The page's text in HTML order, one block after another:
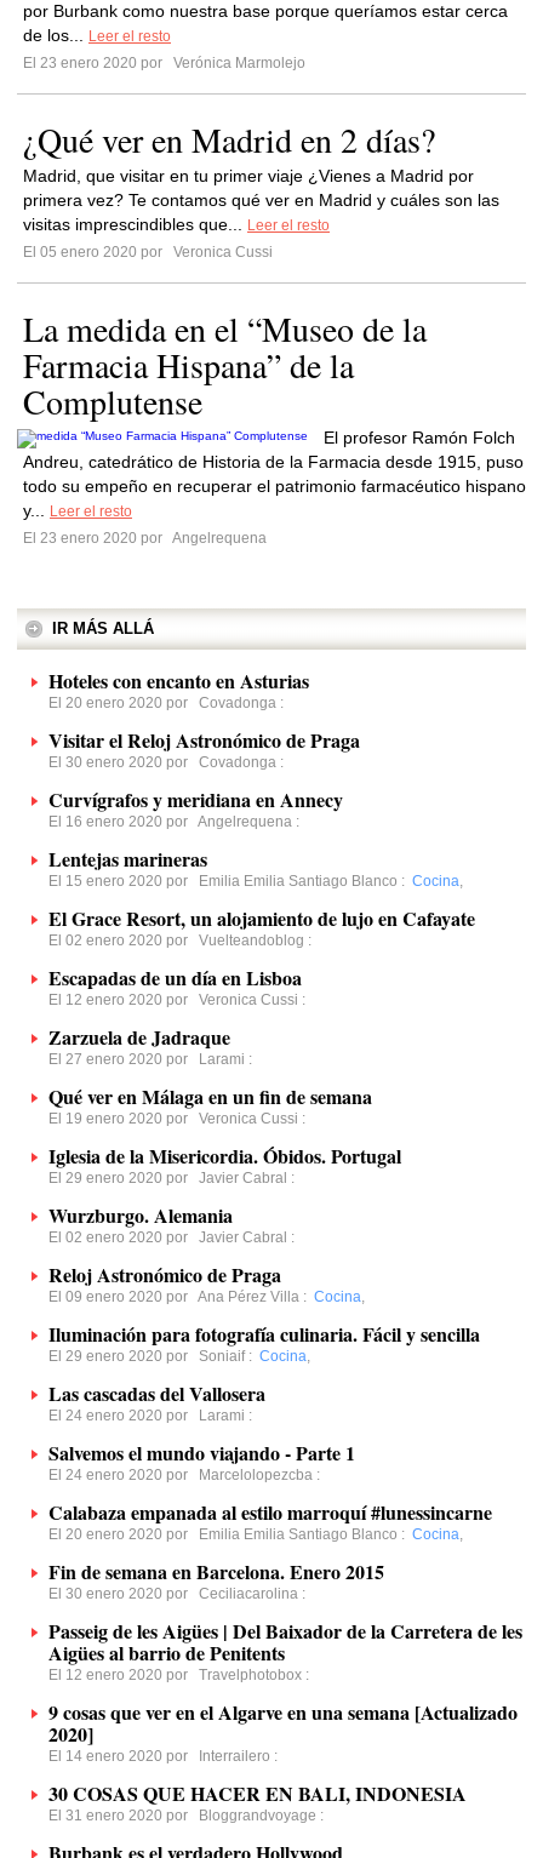
por Burbank como nuestra base porque queríamos estar cerca
de los...
Leer el resto
El 23 enero 2020 por
Verónica Marmolejo
¿Qué ver en Madrid en 2 días?
Madrid, que visitar en tu primer viaje ¿Vienes a Madrid por
primera vez? Te contamos qué ver en Madrid y cuáles son las
visitas imprescindibles que...
Leer el resto
El 05 enero 2020 por
Veronica Cussi
La medida en el “Museo de la
Farmacia Hispana” de la
Complutense
El profesor Ramón Folch
Andreu, catedrático de Historia de la Farmacia desde 1915, puso
todo su empeño en recuperar el patrimonio farmacéutico hispano
y...
Leer el resto
El 23 enero 2020 por Angelrequena
IR MÁS ALLÁ
Hoteles con encanto en Asturias
El 20 enero 2020 por Covadonga :
Visitar el Reloj Astronómico de Praga
El 30 enero 2020 por Covadonga :
Curvígrafos y meridiana en Annecy
El 16 enero 2020 por Angelrequena :
Lentejas marineras
El 15 enero 2020 por Emilia Emilia Santiago Blanco : Cocina,
El Grace Resort, un alojamiento de lujo en Cafayate
El 02 enero 2020 por Vuelteandoblog :
Escapadas de un día en Lisboa
El 12 enero 2020 por Veronica Cussi :
Zarzuela de Jadraque
El 27 enero 2020 por Larami :
Qué ver en Málaga en un fin de semana
El 19 enero 2020 por Veronica Cussi :
Iglesia de la Misericordia. Óbidos. Portugal
El 29 enero 2020 por Javier Cabral :
Wurzburgo. Alemania
El 02 enero 2020 por Javier Cabral :
Reloj Astronómico de Praga
El 09 enero 2020 por Ana Pérez Villa : Cocina,
Iluminación para fotografía culinaria. Fácil y sencilla
El 29 enero 2020 por Soniaif: Cocina,
Las cascadas del Vallosera
El 24 enero 2020 por Larami :
Salvemos el mundo viajando - Parte 1
El 24 enero 2020 por Marcelolopezcba :
Calabaza empanada al estilo marroquí #lunessincarne
El 20 enero 2020 por Emilia Emilia Santiago Blanco : Cocina,
Fin de semana en Barcelona. Enero 2015
El 30 enero 2020 por Ceciliacarolina :
Passeig de les Aigües | Del Baixador de la Carretera de les
Aigües al barrio de Penitents
El 12 enero 2020 por Travelphotobox :
9 cosas que ver en el Algarve en una semana [Actualizado
2020]
El 14 enero 2020 por Interrailero :
30 COSAS QUE HACER EN BALI, INDONESIA
El 31 enero 2020 por Bloggrandvoyage :